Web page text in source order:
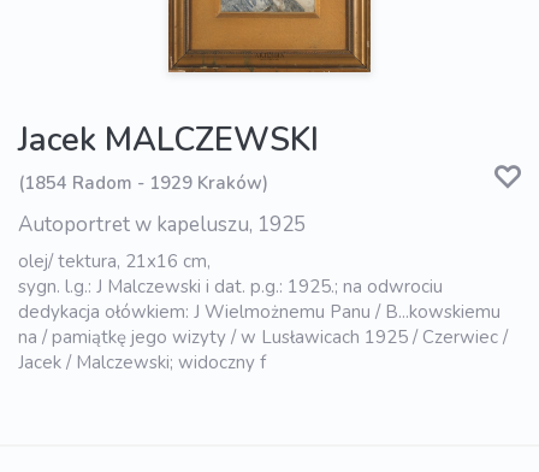
Jacek MALCZEWSKI
(1854 Radom - 1929 Kraków)
Autoportret w kapeluszu, 1925
olej/ tektura, 21x16 cm,
sygn. l.g.: J Malczewski i dat. p.g.: 1925.; na odwrociu
dedykacja ołówkiem: J Wielmożnemu Panu / B...kowskiemu
na / pamiątkę jego wizyty / w Lusławicach 1925 / Czerwiec /
Jacek / Malczewski; widoczny f